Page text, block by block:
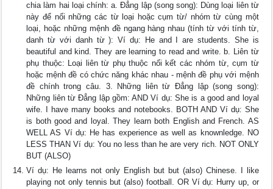
chia làm hai loại chính: a. Đẳng lập (song song): Dùng loại liên từ
này để nối những các từ loại hoặc cụm từ/ nhóm từ cùng một
loại, hoặc những mệnh đề ngang hàng nhau (tính từ với tính từ,
danh từ với danh từ ): Ví dụ: He and I are students. She is
beautiful and kind. They are learning to read and write. b. Liên từ
phụ thuộc: Loại liên từ phụ thuộc nối kết các nhóm từ, cụm từ
hoặc mệnh đề có chức năng khác nhau - mệnh đề phụ với mệnh
đề chính trong câu. 3. Những liên từ Đẳng lập (song song):
Những liên từ Đẳng lập gồm: AND Ví dụ: She is a good and loyal
wife. I have many books and notebooks. BOTH AND Ví dụ: She
is both good and loyal. They learn both English and French. AS
WELL AS Ví dụ: He has experience as well as knownledge. NO
LESS THAN Ví dụ: You no less than he are very rich. NOT ONLY
BUT (ALSO)
Ví dụ: He learns not only English but but (also) Chinese. I like
playing not only tennis but (also) football. OR Ví dụ: Hurry up, or